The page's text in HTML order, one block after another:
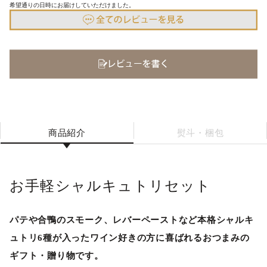
希望通りの日時にお届けしていただけました。
商品紹介 熨斗・梱包
お手軽シャルキュトリセット
パテや合鴨のスモーク、レバーペーストなど本格シャルキ
ュトリ6種が入ったワイン好きの方に喜ばれるおつまみの
ギフト・贈り物です。